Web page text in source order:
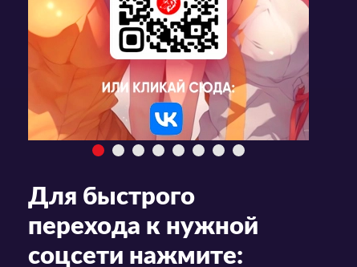
Для быстрого
перехода к нужной
соцсети нажмите: